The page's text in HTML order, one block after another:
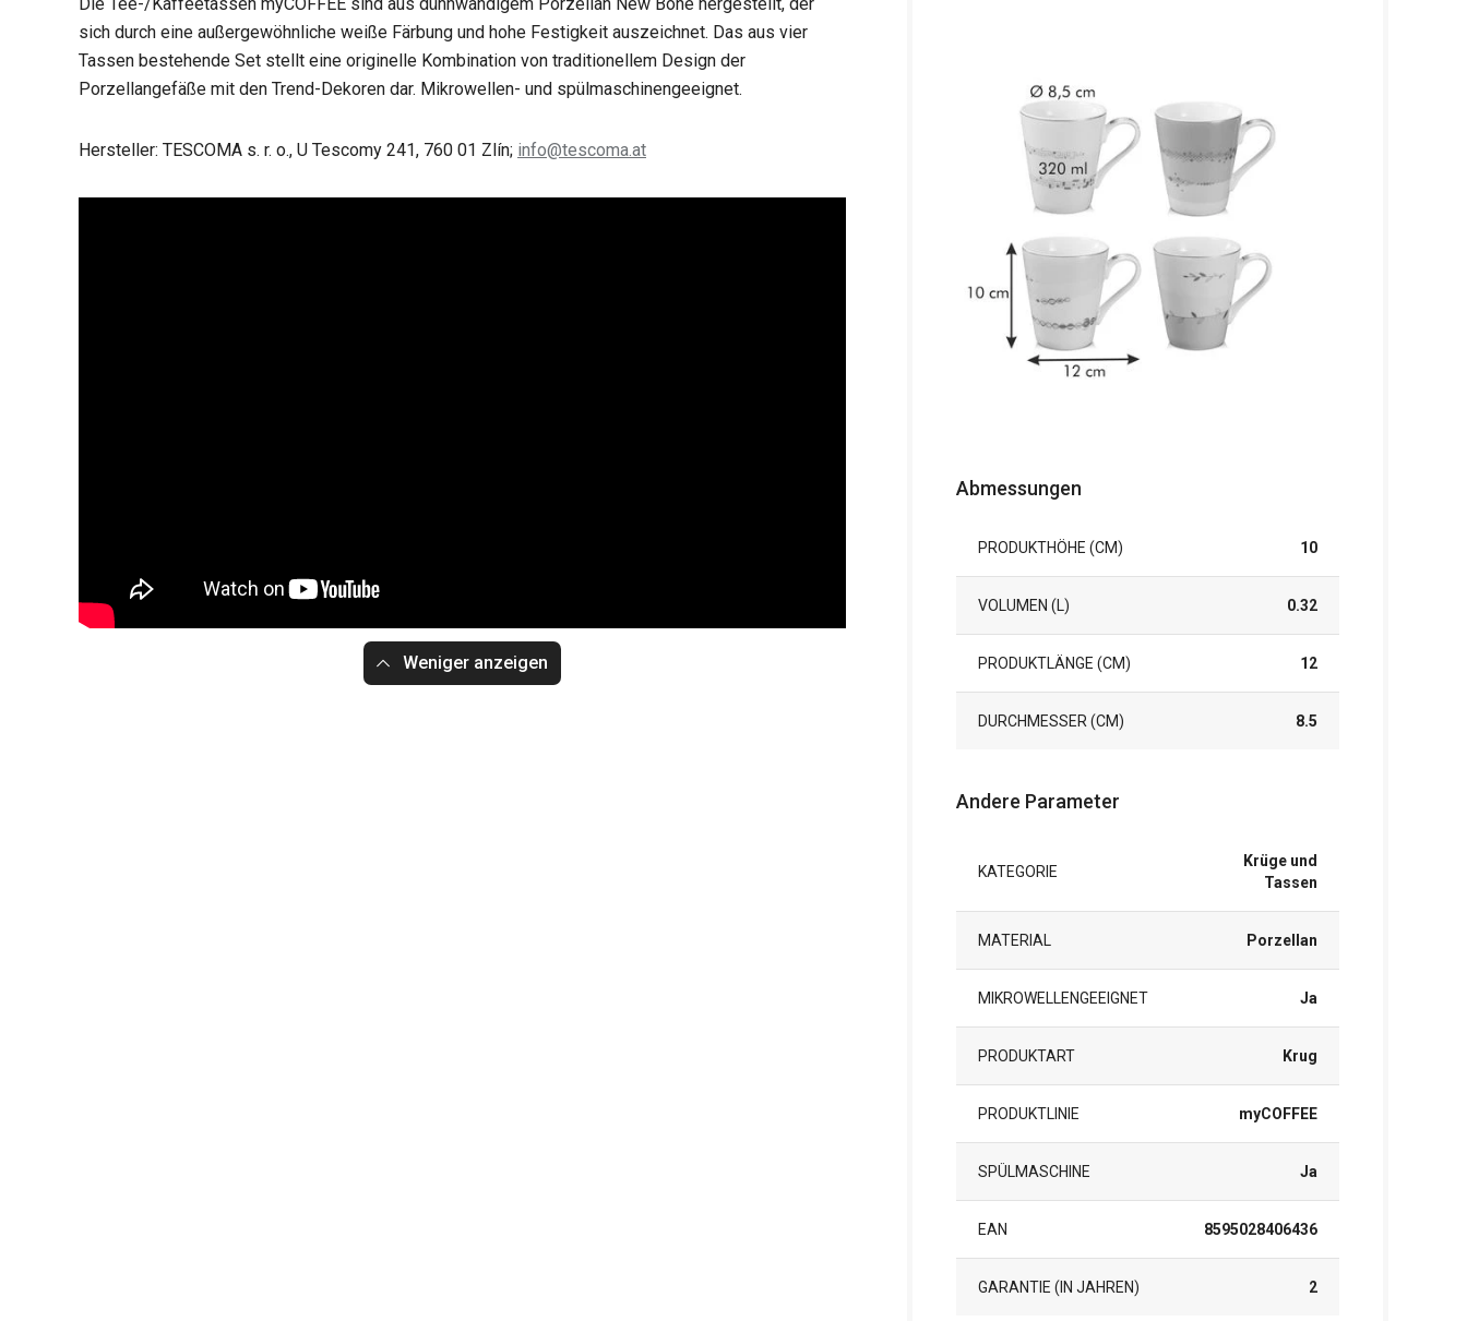
sich durch eine außergewöhnliche weiße Färbung und hohe Festigkeit auszeichnet. Das aus vier
Tassen bestehende Set stellt eine originelle Kombination von traditionellem Design der
Porzellangefäße mit den Trend-Dekoren dar. Mikrowellen- und spülmaschinengeeignet.
Hersteller: TESCOMA s. r. o., U Tescomy 241, 760 01 Zlín; info@tescoma.at
Weniger anzeigen
Abmessungen
PRODUKTHÖHE (CM) 10
VOLUMEN (L) 0.32
PRODUKTLÄNGE (CM) 12
DURCHMESSER (CM) 8.5
Andere Parameter
KATEGORIE
Krüge und
Tassen
MATERIAL Porzellan
MIKROWELLENGEEIGNET Ja
PRODUKTART Krug
PRODUKTLINIE myCOFFEE
SPÜLMASCHINE Ja
EAN 8595028406436
GARANTIE (IN JAHREN) 2